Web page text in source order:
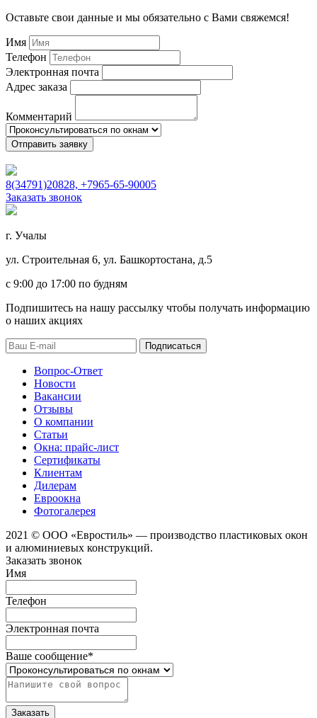
Оставьте свои данные и мы обязательно с Вами свяжемся!
Имя
Телефон
Электронная почта
Адрес заказа
Комментарий
8(34791)20828, +7965-65-90005
Заказать звонок
г. Учалы
ул. Строительная 6, ул. Башкортостана, д.5
c 9:00 до 17:00 по будням
Подпишитесь на нашу рассылку чтобы получать информацию
о наших акциях
Подписаться
Вопрос-Ответ
Новости
Вакансии
Отзывы
О компании
Статьи
Окна: прайс-лист
Сертификаты
Клиентам
Дилерам
Евроокна
Фотогалерея
2021 © ООО «Евростиль» — производство пластиковых окон
и алюминиевых конструкций.
Заказать звонок
Имя
Телефон
Электронная почта
Ваше сообщение*